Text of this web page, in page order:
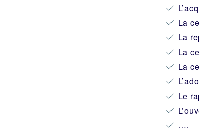
La
La
La
La
Le
….